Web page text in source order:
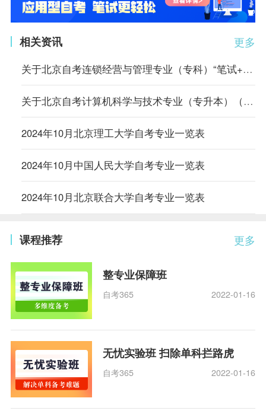
更多
相关资讯
关于北京自考连锁经营与管理专业（专科）“笔试+实践”课程成绩核定的说明
关于北京自考计算机科学与技术专业（专升本）（原计算机信息管理专业）相关课程的顶替说明
2024年10月北京理工大学自考专业一览表
2024年10月中国人民大学自考专业一览表
2024年10月北京联合大学自考专业一览表
更多
课程推荐
整专业保障班
自考365 2022-01-16
无忧实验班 扫除单科拦路虎
自考365 2022-01-16